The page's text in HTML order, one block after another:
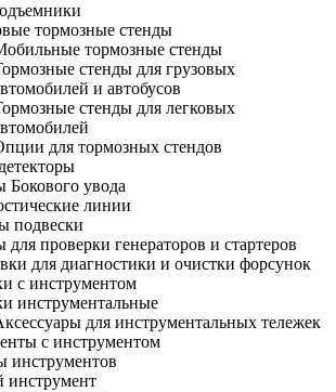
тормозные стенды
тормозные стенды
стенды для грузовых
и автобусов
стенды для легковых
для тормозных стендов
Бокового увода
линии
подвески
для проверки генераторов и стартеров
для диагностики и очистки форсунок
с инструментом
инструментальные
для инструментальных тележек
с инструментом
инструментов
инструмент